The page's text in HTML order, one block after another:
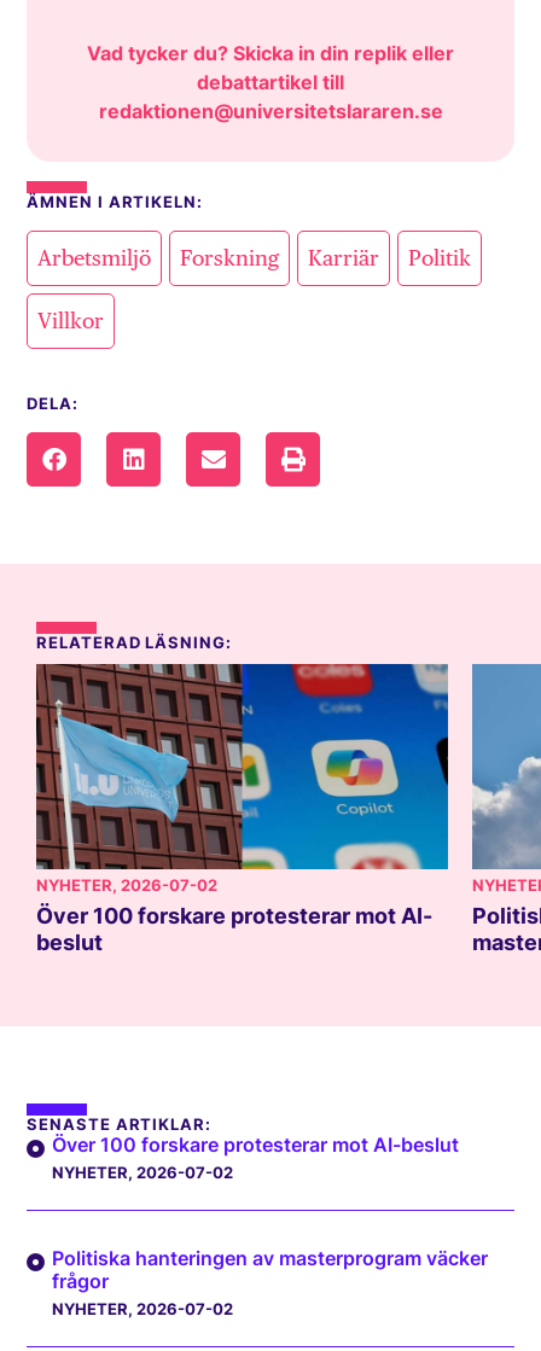
Vad tycker du? Skicka in din replik eller
debattartikel till
redaktionen@universitetslararen.se
ÄMNEN I ARTIKELN:
Arbetsmiljö Forskning Karriär Politik
Villkor
DELA:
RELATERAD LÄSNING:
NYHETER, 2026-07-02
Över 100 forskare protesterar mot AI-
beslut
SENASTE ARTIKLAR:
Över 100 forskare protesterar mot AI-beslut
NYHETER, 2026-07-02
Politiska hanteringen av masterprogram väcker
frågor
NYHETER, 2026-07-02